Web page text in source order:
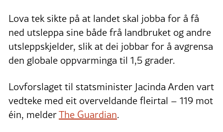
Lova tek sikte på at landet skal jobba for å få
ned utsleppa sine både frå landbruket og andre
utsleppskjelder, slik at dei jobbar for å avgrensa
den globale oppvarminga til 1,5 grader.
Lovforslaget til statsminister Jacinda Arden vart
vedteke med eit overveldande fleirtal – 119 mot
éin, melderThe Guardian.